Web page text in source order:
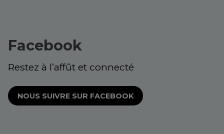
Facebook
Restez à l’affût et connecté
NOUS SUIVRE SUR FACEBOOK